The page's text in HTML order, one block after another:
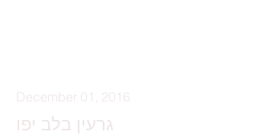
December 01, 2016
גרעין בלב יפו